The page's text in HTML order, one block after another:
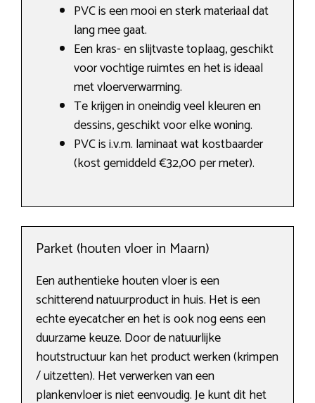
PVC is een mooi en sterk materiaal dat
lang mee gaat.
Een kras- en slijtvaste toplaag, geschikt
voor vochtige ruimtes en het is ideaal
met vloerverwarming.
Te krijgen in oneindig veel kleuren en
dessins, geschikt voor elke woning.
PVC is i.v.m. laminaat wat kostbaarder
(kost gemiddeld €32,00 per meter).
Parket (houten vloer in Maarn)
Een authentieke houten vloer is een
schitterend natuurproduct in huis. Het is een
echte eyecatcher en het is ook nog eens een
duurzame keuze. Door de natuurlijke
houtstructuur kan het product werken (krimpen
/ uitzetten). Het verwerken van een
plankenvloer is niet eenvoudig. Je kunt dit het